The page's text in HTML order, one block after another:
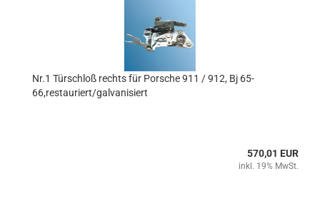
Nr.1 Türschloß rechts für Porsche 911 / 912, Bj 65-
66,restauriert/galvanisiert
570,01 EUR
inkl. 19% MwSt.